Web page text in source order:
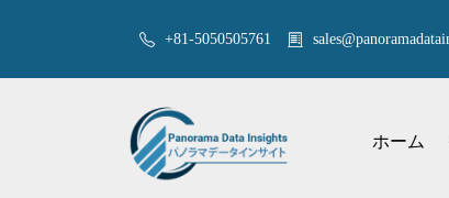
+81-5050505761
ホーム